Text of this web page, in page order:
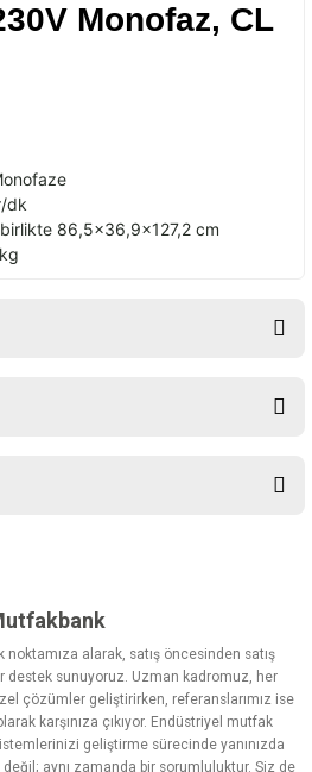
Monofaz, CL
dk
86,5x36,9x127,2 cm
ederiz.
veya görüntülenemiyor.
bilgiler bulunuyor.
alarak, satış öncesinden satış
destek sunuyoruz. Uzman kadromuz, her
çözümler geliştirirken, referanslarımız ise
karşınıza çıkıyor. Endüstriyel mutfak
geliştirme sürecinde yanınızda
aynı zamanda bir sorumluluktur. Siz de